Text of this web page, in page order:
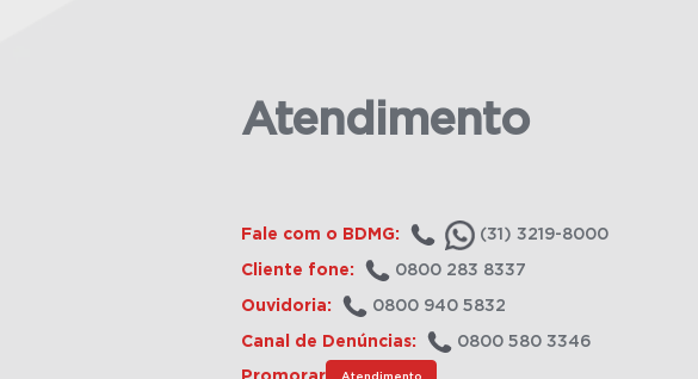
Atendimento
Fale com o BDMG: (31) 3219-8000
Cliente fone: 0800 283 8337
Ouvidoria: 0800 940 5832
Canal de Denúncias: 0800 580 3346
Atendimento